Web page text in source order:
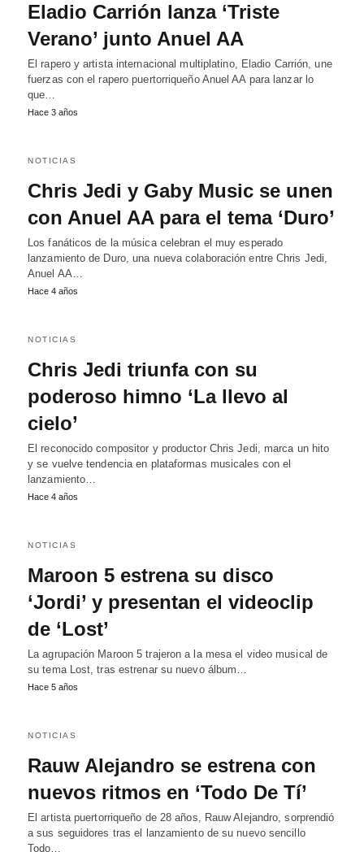
Eladio Carrión lanza ‘Triste
Verano’ junto Anuel AA
El rapero y artista internacional multiplatino, Eladio Carrión, une
fuerzas con el rapero puertorriqueño Anuel AA para lanzar lo
que…
Hace 3 años
NOTICIAS
Chris Jedi y Gaby Music se unen
con Anuel AA para el tema ‘Duro’
Los fanáticos de la música celebran el muy esperado
lanzamiento de Duro, una nueva colaboración entre Chris Jedi,
Anuel AA…
Hace 4 años
NOTICIAS
Chris Jedi triunfa con su
poderoso himno ‘La llevo al
cielo’
El reconocido compositor y productor Chris Jedi, marca un hito
y se vuelve tendencia en plataformas musicales con el
lanzamiento…
Hace 4 años
NOTICIAS
Maroon 5 estrena su disco
‘Jordi’ y presentan el videoclip
de ‘Lost’
La agrupación Maroon 5 trajeron a la mesa el video musical de
su tema Lost, tras estrenar su nuevo álbum…
Hace 5 años
NOTICIAS
Rauw Alejandro se estrena con
nuevos ritmos en ‘Todo De Tí’
El artista puertorriqueño de 28 años, Rauw Alejandro, sorprendió
a sus seguidores tras el lanzamiento de su nuevo sencillo
Todo…